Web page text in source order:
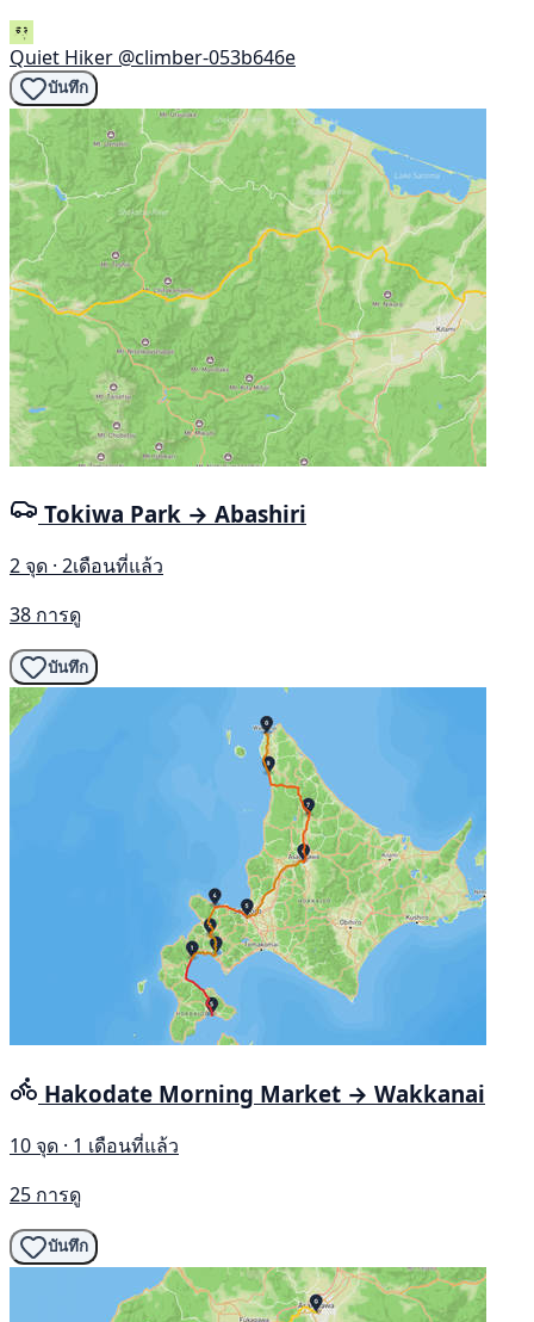
Quiet Hiker @climber-053b646e
บันทึก
Tokiwa Park → Abashiri
2 จุด · 2เดือนที่แล้ว
38 การดู
บันทึก
Hakodate Morning Market → Wakkanai
10 จุด · 1 เดือนที่แล้ว
25 การดู
บันทึก